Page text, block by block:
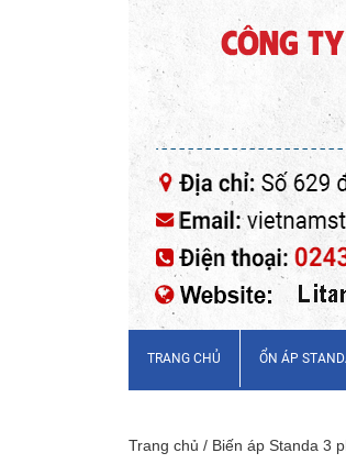
TRANG CHỦ ỔN ÁP
Trang chủ / Biến áp Standa 3